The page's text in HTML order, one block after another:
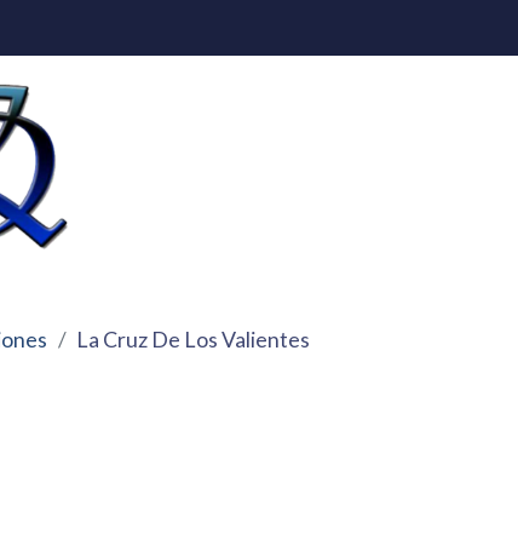
La Cruz De Los Valientes